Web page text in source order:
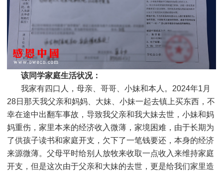
该同学家庭生活状况：
我家有四口人，母亲、哥哥、小妹和本人。2024年1月
28日那天我父亲和妈妈、大妹、小妹一起去镇上买东西，不
幸在途中出翻车事故，导致我父亲和我大妹去世，小妹和妈
妈重伤，家里本来的经济收入微薄，家境困难，由于长期为
了供孩子读书和家庭开支，欠下了一笔钱要还，本身的经济
来源微薄。父母平时给别人放牧来收取一点收入来维持家庭
开支，但是这次由于父亲和大妹的去世，更是给我们家里造